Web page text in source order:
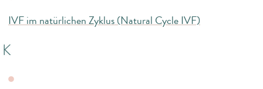
IVF im natürlichen Zyklus (Natural Cycle IVF)
K